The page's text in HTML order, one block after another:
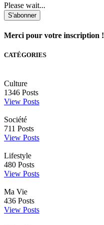
Please wait...
S'abonner
Merci pour votre inscription !
CATÉGORIES
Culture
1346 Posts
View Posts
Société
711 Posts
View Posts
Lifestyle
480 Posts
View Posts
Ma Vie
436 Posts
View Posts